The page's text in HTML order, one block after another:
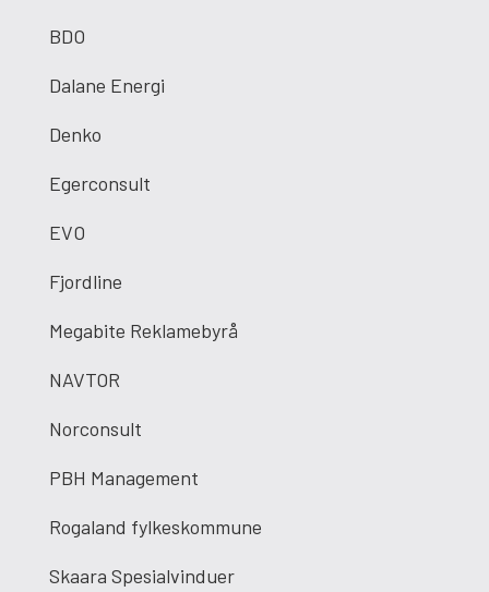
BDO
Dalane Energi
Denko
Egerconsult
EVO
Fjordline
Megabite Reklamebyrå
NAVTOR
Norconsult
PBH Management
Rogaland fylkeskommune
Skaara Spesialvinduer